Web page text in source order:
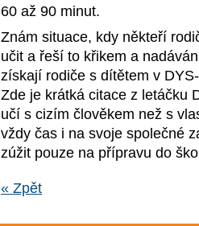
60 až 90 minut.
Znám situace, kdy někteří
učit a řeší to křikem a
získají rodiče s dítětem v
Zde je krátká citace z letáčku
učí s cizím člověkem než s
vždy čas i na svoje společné
zúžit pouze na přípravu do
« Zpět